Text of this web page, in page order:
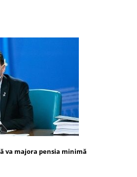
va majora pensia minimă